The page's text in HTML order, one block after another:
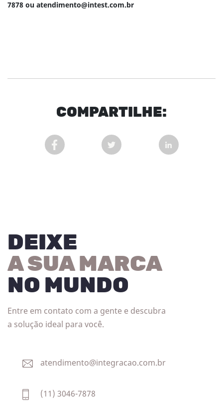
COMPARTILHE:
COMPARTILHAR POST NO FACEBOOK EM NOVA
COMPARTILHAR POST NO
7878 ouatendimento@intest.com.br
DEIXE
A SUA MARCA
NO MUNDO
Entre em contato com a gente e descubra
a solução ideal para você.
atendimento@integracao.com.br
(11) 3046-7878